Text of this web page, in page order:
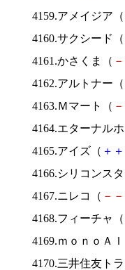
4159.アメイジア（
4160.サクシード（
4161.かさくま（ －
4162.アルトナー（
4163.Ｍマート（ －
4164.エターナル
4165.アイズ（ ＋ ＋
4166.シリコンス
4167.ニレコ（ － －
4168.フィーチャ（
4169.ｍｏｎｏＡ
4170.三井住友ト